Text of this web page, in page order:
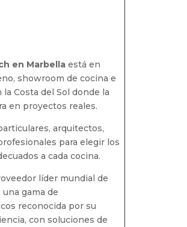
en Marbellaestá en
showroom de cocina e
Costa del Sol donde la
en proyectos reales.
arquitectos,
para elegir los
a cada cocina.
líder mundial de
gama de
reconocida por su
con soluciones de